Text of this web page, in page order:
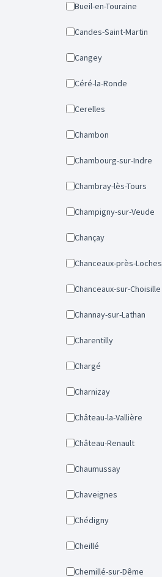
Bueil-en-Touraine
Candes-Saint-Martin
Cangey
Céré-la-Ronde
Cerelles
Chambon
Chambourg-sur-Indre
Chambray-lès-Tours
Champigny-sur-Veude
Chançay
Chanceaux-près-Loches
Chanceaux-sur-Choisille
Channay-sur-Lathan
Charentilly
Chargé
Charnizay
Château-la-Vallière
Château-Renault
Chaumussay
Chaveignes
Chédigny
Cheillé
Chemillé-sur-Dême